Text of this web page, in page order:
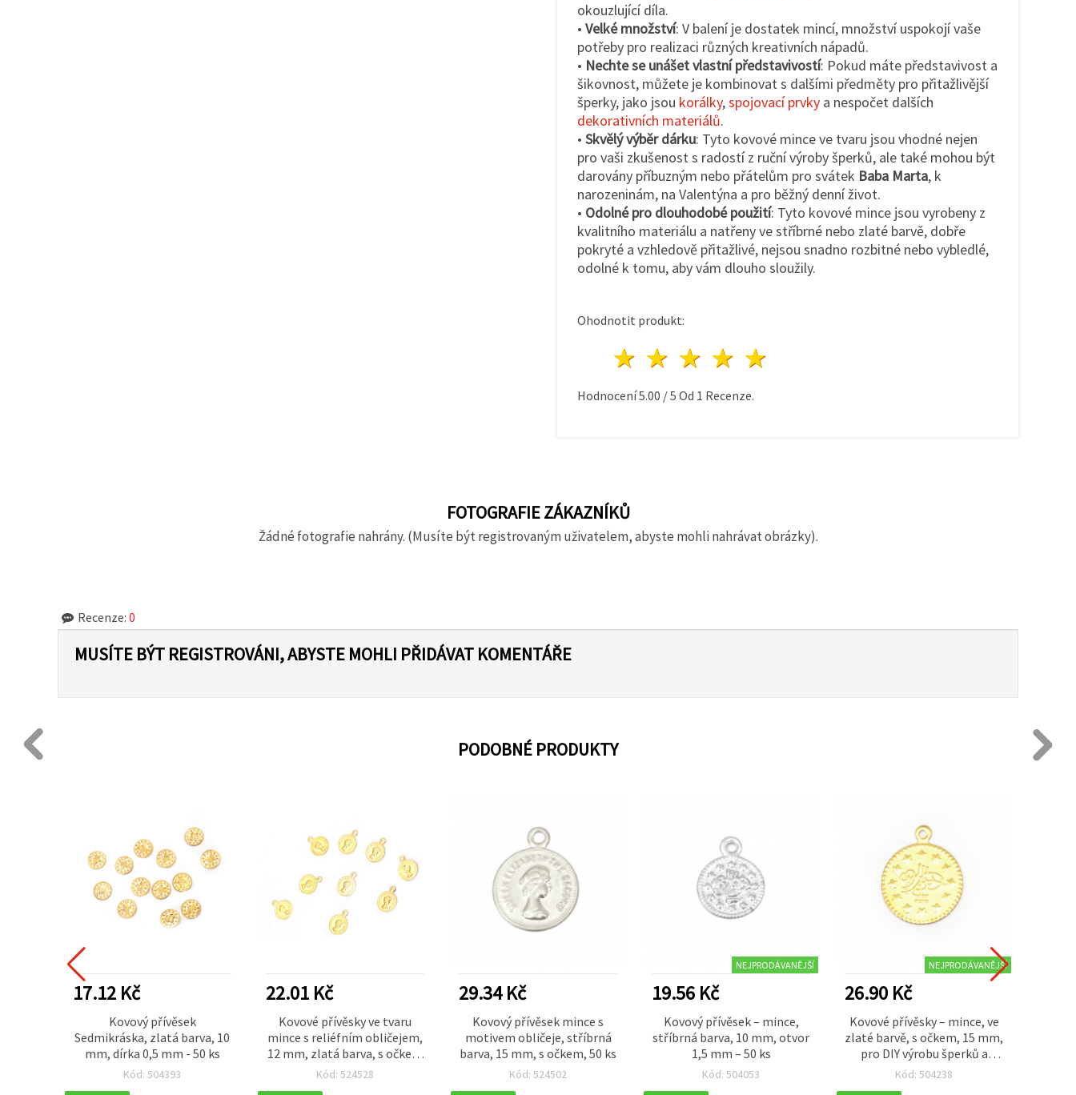
okouzlující díla.
• Velké množství: V balení je dostatek mincí, množství uspokojí vaše
potřeby pro realizaci různých kreativních nápadů.
• Nechte se unášet vlastní představivostí: Pokud máte představivost a
šikovnost, můžete je kombinovat s dalšími předměty pro přitažlivější
šperky, jako jsou korálky,spojovací prvky a nespočet dalších
dekorativních materiálů.
• Skvělý výběr dárku: Tyto kovové mince ve tvaru jsou vhodné nejen
pro vaši zkušenost s radostí z ruční výroby šperků, ale také mohou být
darovány příbuzným nebo přátelům pro svátek Baba Marta, k
narozeninám, na Valentýna a pro běžný denní život.
• Odolné pro dlouhodobé použití: Tyto kovové mince jsou vyrobeny z
kvalitního materiálu a natřeny ve stříbrné nebo zlaté barvě, dobře
pokryté a vzhledově přitažlivé, nejsou snadno rozbitné nebo vybledlé,
odolné k tomu, aby vám dlouho sloužily.
Ohodnotit produkt:
4 hvězdy
3 hvězdy
2 hvězdy
1 hvězda
Hodnocení5.00 /5 Od 1 Recenze.
FOTOGRAFIE ZÁKAZNÍKŮ
Žádné fotografie nahrány. (Musíte být registrovaným uživatelem, abyste mohli nahrávat obrázky).
Recenze: 0
MUSÍTE BÝT REGISTROVÁNI, ABYSTE MOHLI PŘIDÁVAT KOMENTÁŘE
PODOBNÉ PRODUKTY
17.12 Kč
Kovový přívěsek
Sedmikráska, zlatá barva, 10
mm, dírka 0,5 mm - 50 ks
Kód: 504393
22.01 Kč
Kovové přívěsky ve tvaru
mince s reliéfním obličejem,
12 mm, zlatá barva, s očkem
– 50 ks
Kód: 524528
29.34 Kč
Kovový přívěsek mince s
motivem obličeje, stříbrná
barva, 15 mm, s očkem, 50 ks
Kód: 524502
NEJPRODÁVANĚJŠÍ
19.56 Kč
Kovový přívěsek – mince,
stříbrná barva, 10 mm, otvor
1,5 mm – 50 ks
Kód: 504053
NEJPRODÁVANĚJŠÍ
26.90 Kč
Kovové přívěsky – mince, ve
zlaté barvě, s očkem, 15 mm,
pro DIY výrobu šperků a
dekorací — 50 ks
Kód: 504238